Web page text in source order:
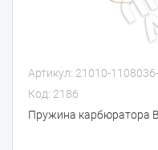
Артикул: 21010-
Код: 2186
Пружина карбюратора